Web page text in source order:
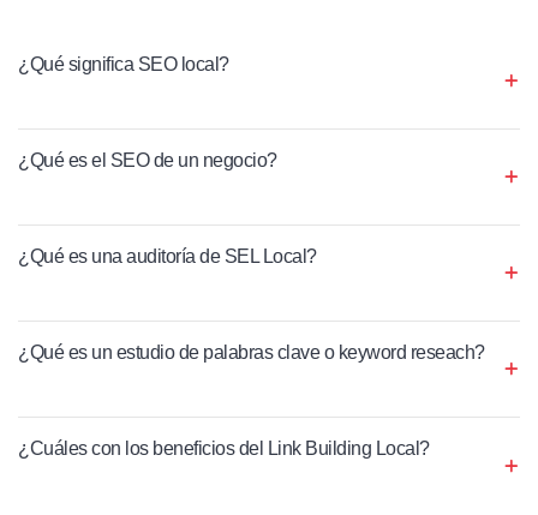
¿Qué significa SEO local?
¿Qué es el SEO de un negocio?
¿Qué es una auditoría de SEL Local?
¿Qué es un estudio de palabras clave o keyword reseach?
¿Cuáles con los beneficios del Link Building Local?